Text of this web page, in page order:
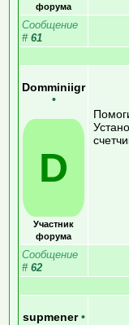
форума
Сообщение
# 61
Domminiigr
•
D
Участник
форума
Сообщение
# 62
supmener •